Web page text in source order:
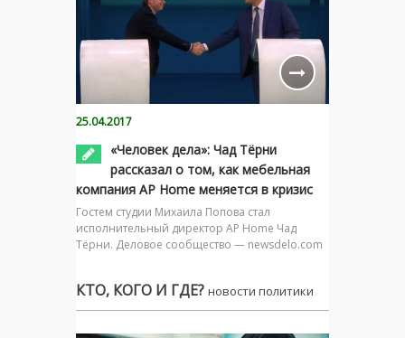
25.04.2017
«Человек дела»: Чад Тёрни
рассказал о том, как мебельная
компания AP Home меняется в кризис
Гостем студии Михаила Попова стал
исполнительный директор AP Home Чад
Тёрни. Деловое сообщество — newsdelo.com
КТО, КОГО И ГДЕ? новости политики